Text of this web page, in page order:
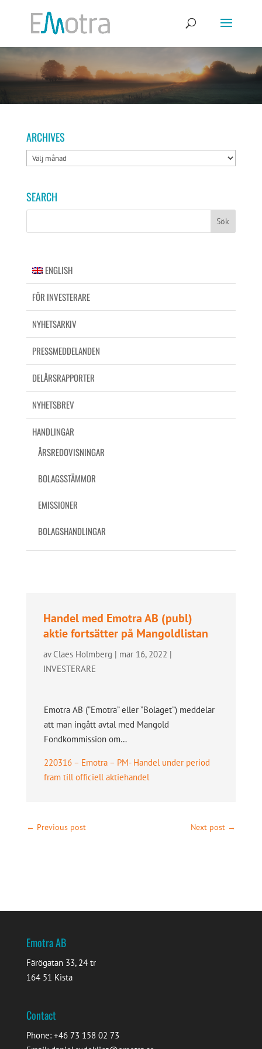
ARCHIVES
ARCHIVES
SEARCH
ENGLISH
FÖR INVESTERARE
NYHETSARKIV
PRESSMEDDELANDEN
DELÅRSRAPPORTER
NYHETSBREV
HANDLINGAR
ÅRSREDOVISNINGAR
BOLAGSSTÄMMOR
EMISSIONER
BOLAGSHANDLINGAR
Handel med Emotra AB (publ)
aktie fortsätter på Mangoldlistan
av Claes Holmberg | mar 16, 2022 |
INVESTERARE
Emotra AB (”Emotra” eller ”Bolaget”) meddelar
att man ingått avtal med Mangold
Fondkommission om…
220316 – Emotra – PM- Handel under period
fram till officiell aktiehandel
← Previous post Next post →
Emotra AB
Färögatan 33, 24 tr
164 51 Kista
Contact
Phone: +46 73 158 02 73